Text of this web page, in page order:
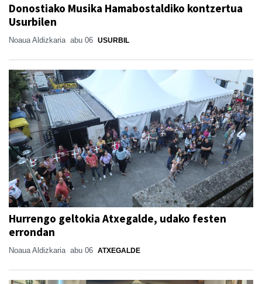
Donostiako Musika Hamabostaldiko kontzertua
Usurbilen
Noaua Aldizkaria abu 06 USURBIL
Hurrengo geltokia Atxegalde, udako festen
errondan
Noaua Aldizkaria abu 06 ATXEGALDE